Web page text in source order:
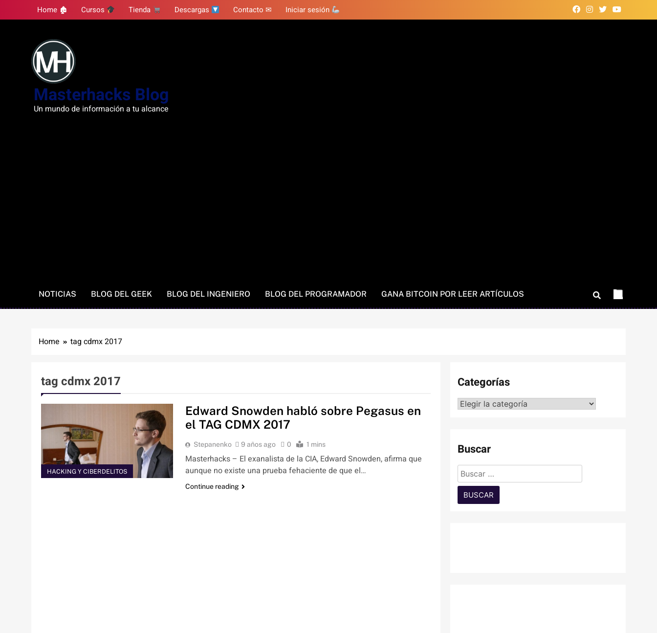
to
Home 🏚 Cursos Tienda Descargas Contacto ✉ Iniciar sesión
Masterhacks Blog
Un mundo de información a tu alcance
NOTICIAS BLOG DEL GEEK BLOG DEL INGENIERO BLOG DEL PROGRAMADOR GANA BITCOIN POR LEER ARTÍCULOS
Home tag cdmx 2017
tag cdmx 2017
HACKING Y CIBERDELITOS
Edward Snowden habló sobre Pegasus en
el TAG CDMX 2017
Stepanenko 9 años ago 0 1 mins
Masterhacks – El exanalista de la CIA, Edward Snowden, afirma que
aunque no existe una prueba fehaciente de que el…
Continue reading
Categorías
Categorías
Buscar
Buscar: